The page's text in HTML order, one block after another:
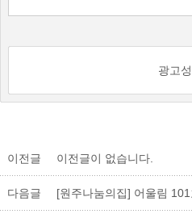
광고
이전글 이전글이 없습니다.
다음글 [원주나눔의집] 어울림